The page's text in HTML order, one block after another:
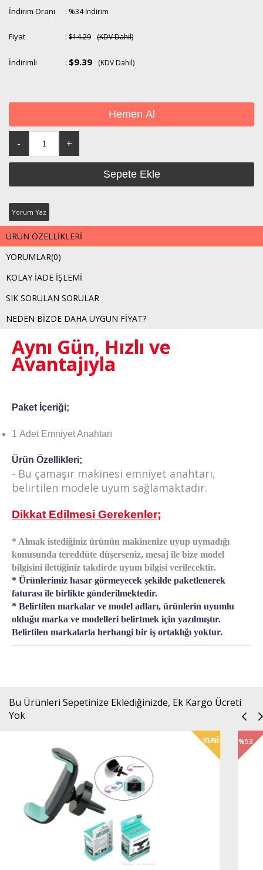
İndirim Oranı : %34İndirim
Fiyat : $14.29 (KDV Dahil)
İndirimli : $9.39 (KDV Dahil)
Yorum Yaz
ÜRÜN ÖZELLIKLERI
YORUMLAR(0)
KOLAY İADE İŞLEMI
SIK SORULAN SORULAR
NEDEN BIZDE DAHA UYGUN FIYAT?
Aynı Gün, Hızlı ve
Avantajıyla
Paket İçeriği;
1 Adet Emniyet Anahtarı
Ürün Özellikleri;
- Bu çamaşır makinesi emniyet anahtarı,
belirtilen modele uyum sağlamaktadır.
Dikkat Edilmesi Gerekenler;
* Almak istediğiniz ürünün makinenize uyup uymadığı
konusunda tereddüte düşerseniz, mesaj ile bize model
bilgisini ilettiğiniz takdirde uyum bilgisi verilecektir.
* Ürünlerimiz hasar görmeyecek şekilde paketlenerek
faturası ile birlikte gönderilmektedir.
* Belirtilen markalar ve model adları, ürünlerin uyumlu
olduğu marka ve modelleri belirtmek için yazılmıştır.
Belirtilen markalarla herhangi bir iş ortaklığı yoktur.
Bu Ürünleri Sepetinize Eklediğinizde, Ek Kargo Ücreti
Yok